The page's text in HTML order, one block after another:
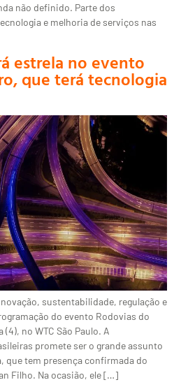
não definido. Parte dos
e melhoria de serviços nas
estrela no evento
que terá tecnologia
sustentabilidade, regulação e
do evento Rodovias do
no WTC São Paulo. A
promete ser o grande assunto
que tem presença confirmada do
Filho. Na ocasião, ele […]